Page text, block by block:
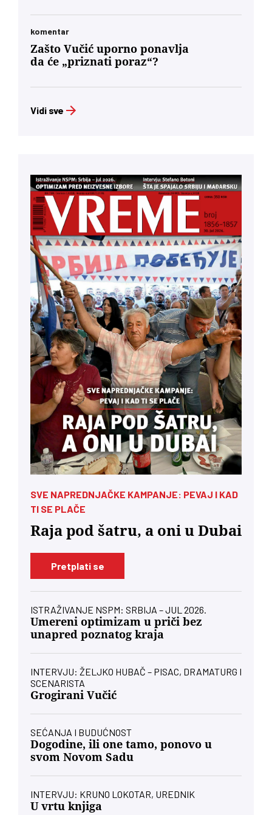
komentar
Zašto Vučić uporno ponavlja
da će „priznati poraz“?
Vidi sve
SVE NAPREDNJAČKE KAMPANJE: PEVAJ I KAD
TI SE PLAČE
Raja pod šatru, a oni u Dubai
Pretplati se
ISTRAŽIVANJE NSPM: SRBIJA – JUL 2026.
Umereni optimizam u priči bez
unapred poznatog kraja
INTERVJU: ŽELJKO HUBAČ – PISAC, DRAMATURG I
SCENARISTA
Grogirani Vučić
SEĆANJA I BUDUĆNOST
Dogodine, ili one tamo, ponovo u
svom Novom Sadu
INTERVJU: KRUNO LOKOTAR, UREDNIK
U vrtu knjiga